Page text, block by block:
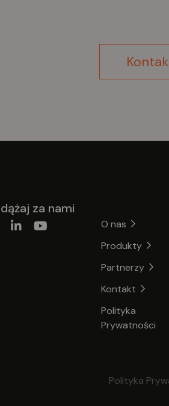
za nami
O nas
Produkty
Partnerzy
Kontakt
Polityka
Prywatności
Polityka